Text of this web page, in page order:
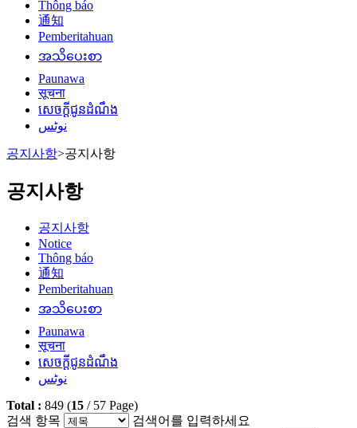
Thông báo
通知
Pemberitahuan
အသိပေးစာ
Paunawa
सूचना
សេចក្តីជូនដំណឹង
نوٹس
공지사항>공지사항
공지사항
공지사항
Notice
Thông báo
通知
Pemberitahuan
အသိပေးစာ
Paunawa
सूचना
សេចក្តីជូនដំណឹង
نوٹس
Total : 849 (15 / 57 Page)
검색 항목
검색어를 입력하세요